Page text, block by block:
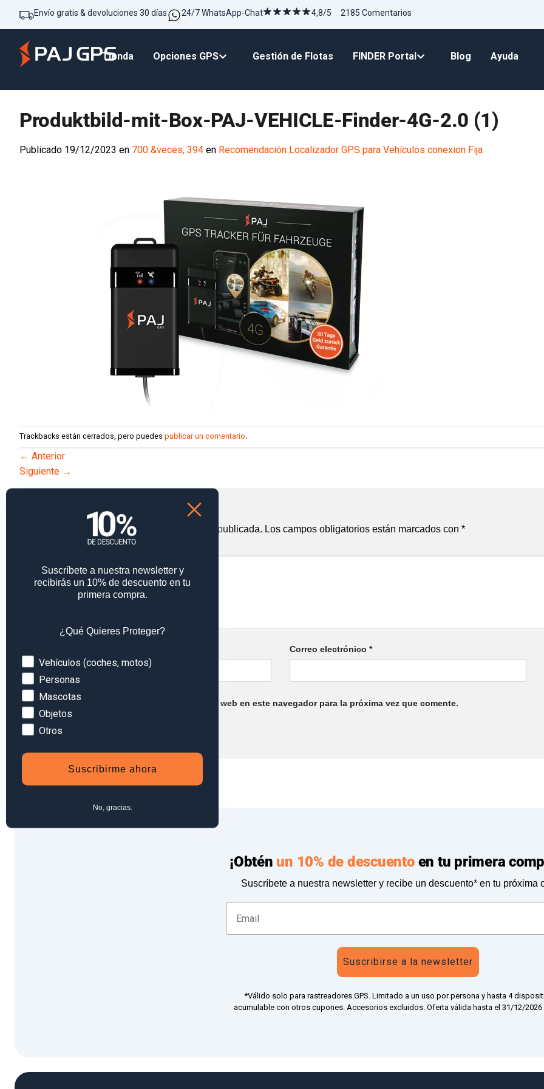
Envío gratis & devoluciones 30 días 24/7 WhatsApp-Chat 4,8/5 2185 Comentarios
Tienda Opciones GPS Gestión de Flotas FINDER Portal Blog Ayuda
Produktbild-mit-Box-PAJ-VEHICLE-Finder-4G-2.0 (1)
Publicado 19/12/2023 en 700 &veces; 394 en Recomendación Localizador GPS para Vehículos conexion Fija
Trackbacks están cerrados, pero puedes publicar un comentario
← Anterior
Siguiente →
Tu dirección de correo electrónico no será publicada. Los campos obligatorios están marcados con *
*
Correo electrónico *
Guarda mi nombre, correo electrónico y web en este navegador para la próxima vez que comente.
¡Obtén un 10% de descuentoen tu primera
Suscríbete a nuestra newsletter y recibe un descuento* en tu próxima
Suscribirse a la newsletter
*Válido solo para rastreadores GPS. Limitado a un uso por persona y hasta 4
acumulable con otros cupones. Accesorios excluidos. Oferta válida hasta el 31/12/2026
Suscríbete a nuestra newsletter y
recibirás un 10% de descuento en tu
primera compra.
¿Qué Quieres Proteger?
Devices
Vehículos (coches, motos)
Personas
Mascotas
Objetos
Otros
Suscribirme ahora
No, gracias.